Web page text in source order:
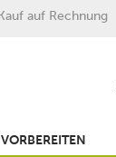
auf Rechnung